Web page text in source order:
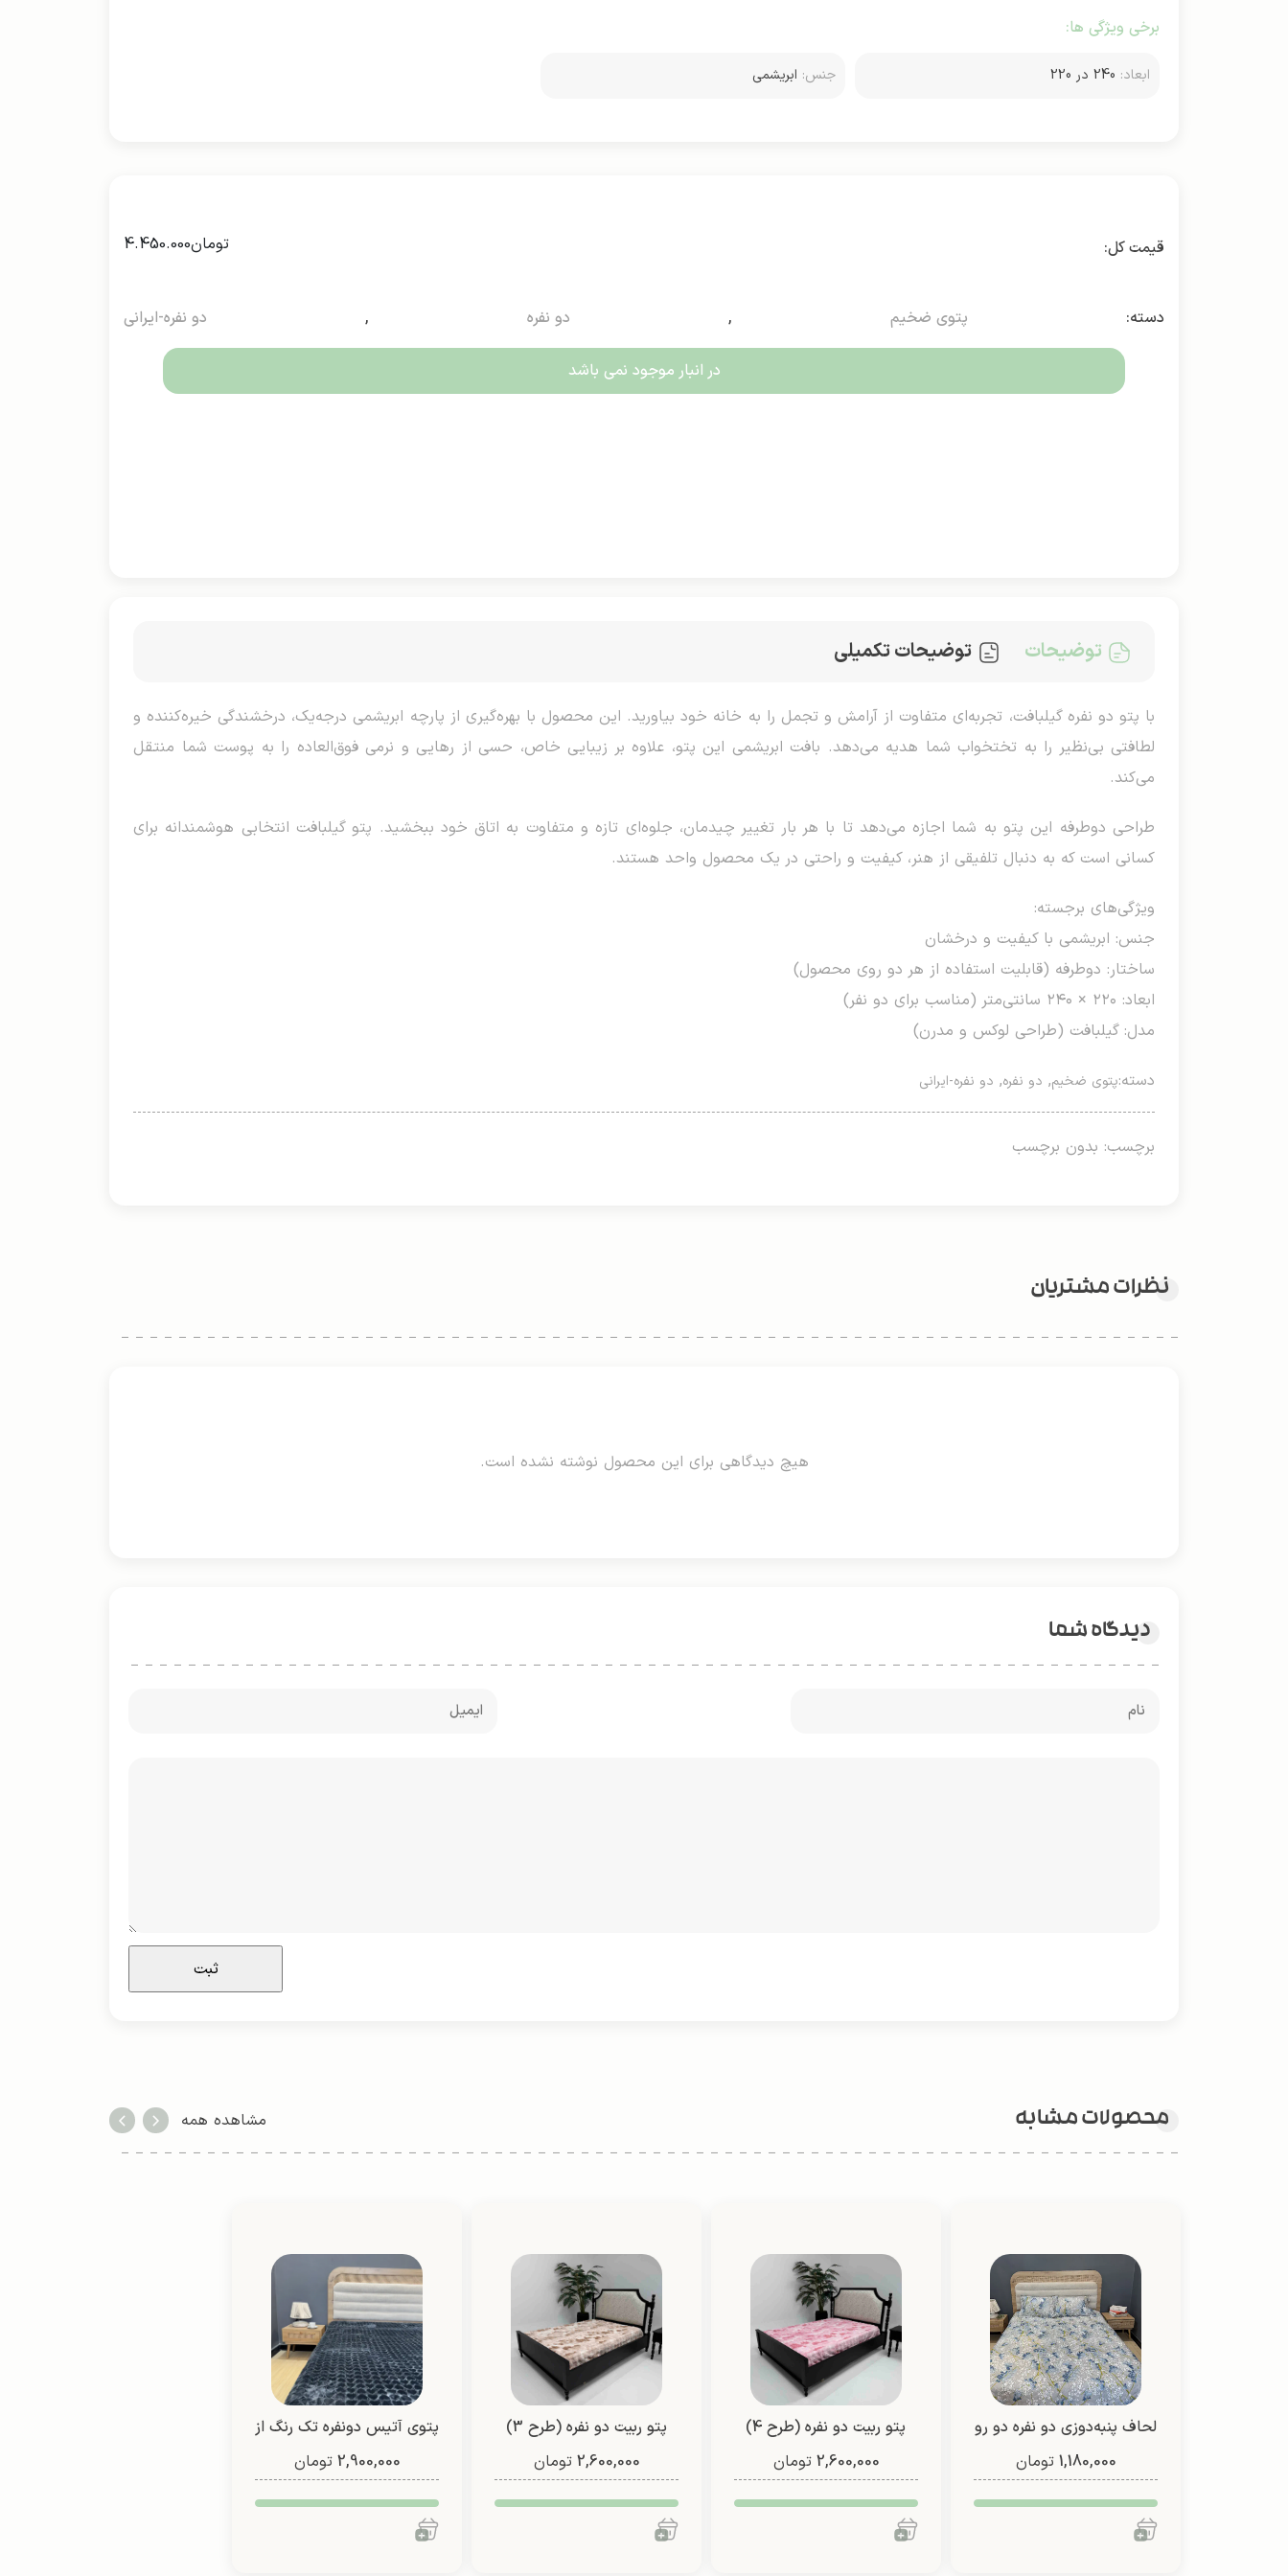
برخی ویژگی ها:
ابعاد: 240 در 220 جنس: ابریشمی
تومان4.450.000
دسته: پتوی ضخیم , دو نفره , دو نفره-ایرانی
در انبار موجود نمی باشد
توضیحات توضیحات تکمیلی
با پتو دو نفره گیلبافت، تجربه‌ای متفاوت از آرامش و تجمل را به خانه خود بیاورید. این محصول با بهره‌گیری از پارچه ابریشمی درجه‌یک، درخشندگی خیره‌کننده و
لطافتی بی‌نظیر را به تختخواب شما هدیه می‌دهد. بافت ابریشمی این پتو، علاوه بر زیبایی خاص، حسی از رهایی و نرمی فوق‌العاده را به پوست شما منتقل
می‌کند.
طراحی دوطرفه این پتو به شما اجازه می‌دهد تا با هر بار تغییر چیدمان، جلوه‌ای تازه و متفاوت به اتاق خود ببخشید. پتو گیلبافت انتخابی هوشمندانه برای
کسانی است که به دنبال تلفیقی از هنر، کیفیت و راحتی در یک محصول واحد هستند.
ویژگی‌های برجسته:
جنس: ابریشمی با کیفیت و درخشان
ساختار: دوطرفه (قابلیت استفاده از هر دو روی محصول)
ابعاد: ۲۲۰ × ۲۴۰ سانتی‌متر (مناسب برای دو نفر)
مدل: گیلبافت (طراحی لوکس و مدرن)
دسته:پتوی ضخیم, دو نفره, دو نفره-ایرانی
برچسب: بدون برچسب
نظرات مشتریان
هیچ دیدگاهی برای این محصول نوشته نشده است.
دیدگاه شما
محصولات مشابه مشاهده همه
لحاف پنبه‌دوزی دو نفره دو رو
(طرح 9)
1,180,000 تومان
پتو ربیت دو نفره (طرح 4)
2,600,000 تومان
پتو ربیت دو نفره (طرح 3)
2,600,000 تومان
پتوی آتیس دونفره تک رنگ از
شادیلون (طرح2)
2,900,000 تومان